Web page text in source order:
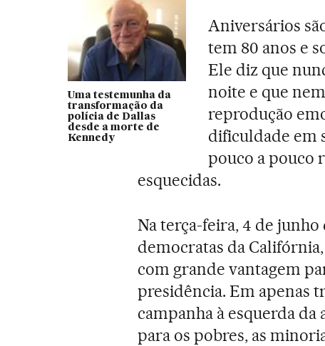
Uma testemunha da
transformação da
polícia de Dallas
desde a morte de
Kennedy
Aniversários
tem 80 anos e
Ele diz que
noite e que
reprodução
dificuldade em
pouco a pouco
esquecidas.
Na terça-feira, 4 de junho
democratas da
com grande vantagem
presidência. Em apenas
campanha à esquerda
para os pobres, as